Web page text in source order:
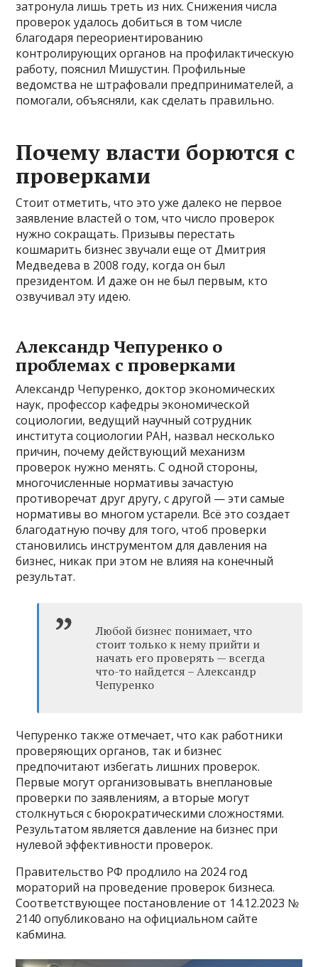
затронула лишь треть из них. Снижения числа
проверок удалось добиться в том числе
благодаря переориентированию
контролирующих органов на профилактическую
работу, пояснил Мишустин. Профильные
ведомства не штрафовали предпринимателей, а
помогали, объясняли, как сделать правильно.
Почему власти борются с
проверками
Стоит отметить, что это уже далеко не первое
заявление властей о том, что число проверок
нужно сокращать. Призывы перестать
кошмарить бизнес звучали еще от Дмитрия
Медведева в 2008 году, когда он был
президентом. И даже он не был первым, кто
озвучивал эту идею.
Александр Чепуренко о
проблемах с проверками
Александр Чепуренко, доктор экономических
наук, профессор кафедры экономической
социологии, ведущий научный сотрудник
института социологии РАН, назвал несколько
причин, почему действующий механизм
проверок нужно менять. С одной стороны,
многочисленные нормативы зачастую
противоречат друг другу, с другой — эти самые
нормативы во многом устарели. Всё это создает
благодатную почву для того, чтоб проверки
становились инструментом для давления на
бизнес, никак при этом не влияя на конечный
результат.
Любой бизнес понимает, что
стоит только к нему прийти и
начать его проверять — всегда
что-то найдется – Александр
Чепуренко
Чепуренко также отмечает, что как работники
проверяющих органов, так и бизнес
предпочитают избегать лишних проверок.
Первые могут организовывать внеплановые
проверки по заявлениям, а вторые могут
столкнуться с бюрократическими сложностями.
Результатом является давление на бизнес при
нулевой эффективности проверок.
Правительство РФ продлило на 2024 год
мораторий на проведение проверок бизнеса.
Соответствующее постановление от 14.12.2023 №
2140 опубликовано на официальном сайте
кабмина.